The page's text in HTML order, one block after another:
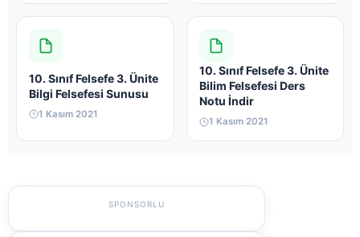
10. Sınıf Felsefe 3. Ünite
Bilgi Felsefesi Sunusu
1 Kasım 2021
10. Sınıf Felsefe 3. Ünite
Bilim Felsefesi Ders
Notu İndir
1 Kasım 2021
SPONSORLU